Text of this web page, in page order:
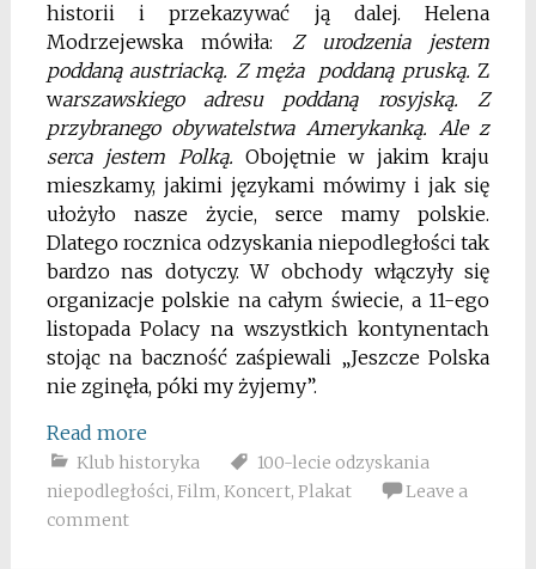
historii i przekazywać ją dalej. Helena
Modrzejewska mówiła: Z urodzenia jestem
poddaną austriacką. Z męża poddaną pruską. Z
warszawskiego adresu poddaną rosyjską. Z
przybranego obywatelstwa Amerykanką. Ale z
serca jestem Polką. Obojętnie w jakim kraju
mieszkamy, jakimi językami mówimy i jak się
ułożyło nasze życie, serce mamy polskie.
Dlatego rocznica odzyskania niepodległości tak
bardzo nas dotyczy. W obchody włączyły się
organizacje polskie na całym świecie, a 11-ego
listopada Polacy na wszystkich kontynentach
stojąc na baczność zaśpiewali „Jeszcze Polska
nie zginęła, póki my żyjemy”.
Read more
Klub historyka
100-lecie odzyskania
niepodległości, Film, Koncert, Plakat
Leave a
comment